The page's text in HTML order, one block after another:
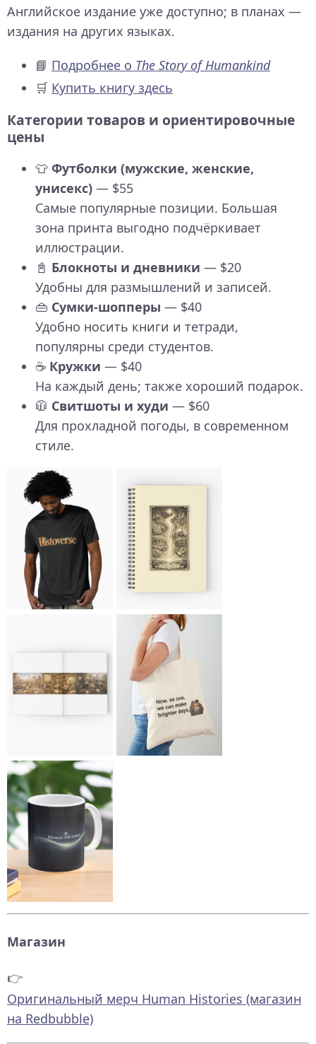
Английское издание уже доступно; в планах —
издания на других языках.
📘 Подробнее о The Story of Humankind
🛒 Купить книгу здесь
Категории товаров и ориентировочные
цены
👕 Футболки (мужские, женские,
унисекс) — $55
Самые популярные позиции. Большая
зона принта выгодно подчёркивает
иллюстрации.
📓 Блокноты и дневники — $20
Удобны для размышлений и записей.
👜 Сумки-шопперы — $40
Удобно носить книги и тетради,
популярны среди студентов.
☕ Кружки — $40
На каждый день; также хороший подарок.
🧥 Свитшоты и худи — $60
Для прохладной погоды, в современном
стиле.
Магазин
👉
Оригинальный мерч Human Histories (магазин
на Redbubble)